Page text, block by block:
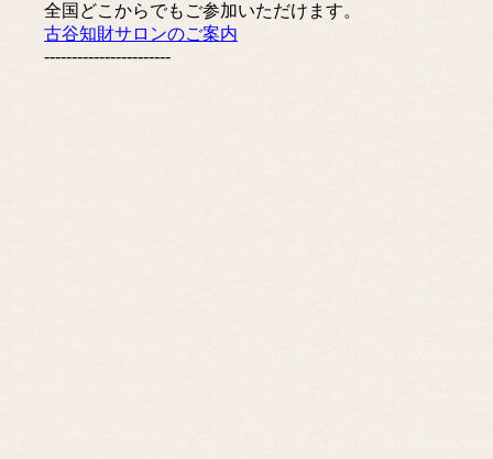
全国どこからでもご参加いただけます。
古谷知財サロンのご案内
-----------------------